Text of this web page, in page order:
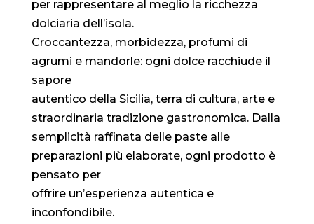
per rappresentare al meglio la ricchezza
dolciaria dell’isola.
Croccantezza, morbidezza, profumi di
agrumi e mandorle: ogni dolce racchiude il
sapore
autentico della Sicilia, terra di cultura, arte e
straordinaria tradizione gastronomica. Dalla
semplicità raffinata delle paste alle
preparazioni più elaborate, ogni prodotto è
pensato per
offrire un’esperienza autentica e
inconfondibile.